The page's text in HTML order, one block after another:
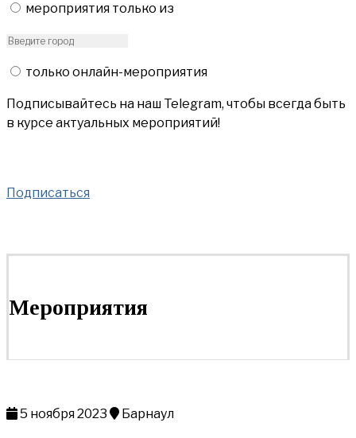
мероприятия только из
только онлайн-мероприятия
Подписывайтесь на наш Telegram, чтобы всегда быть
в курсе актуальных мероприятий!
Подписаться
Мероприятия
5 ноября 2023 Барнаул